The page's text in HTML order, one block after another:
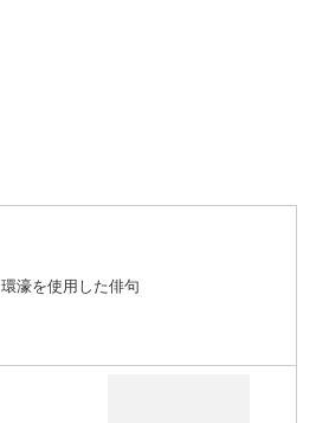
環濠を使用した俳句